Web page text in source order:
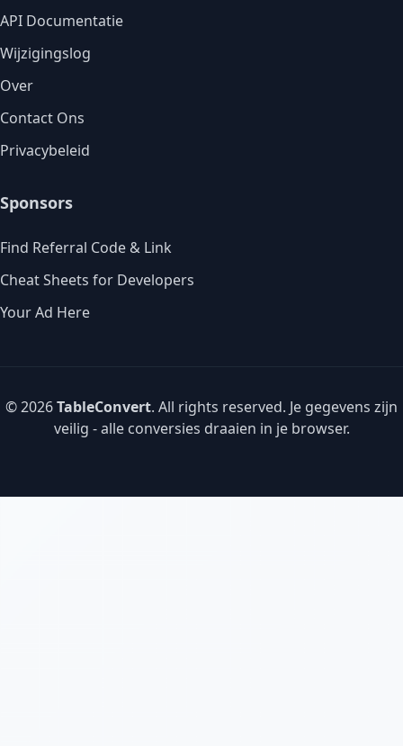
API Documentatie
Wijzigingslog
Over
Contact Ons
Privacybeleid
Sponsors
Find Referral Code & Link
Cheat Sheets for Developers
Your Ad Here
© 2026TableConvert. All rights reserved. Je gegevens zijn
veilig - alle conversies draaien in je browser.